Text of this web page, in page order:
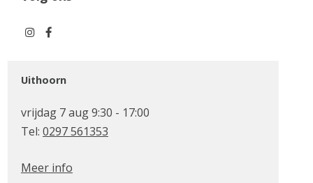
Uithoorn
vrijdag 7 aug 9:30 - 17:00
Tel: 0297 561353
Meer info